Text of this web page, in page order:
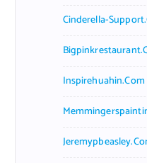
Cinderella-
Inspirehuahin.com